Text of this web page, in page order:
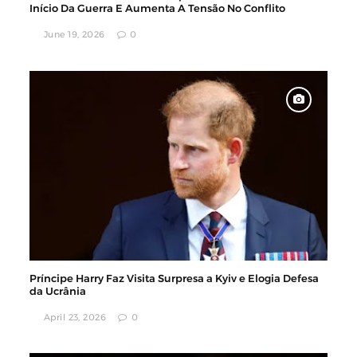
Início Da Guerra E Aumenta A Tensão No Conflito
June 19, 2026 0
Príncipe Harry Faz Visita Surpresa a Kyiv e Elogia Defesa
da Ucrânia
April 23, 2026 0